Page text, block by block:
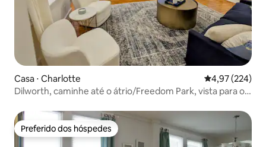
Casa ⋅ Charlotte 4,97 de uma
4,97 (224)
Dilworth, caminhe até o átrio/Freedom Park, vista para o
Preferido dos hóspedes
Preferido dos hóspedes